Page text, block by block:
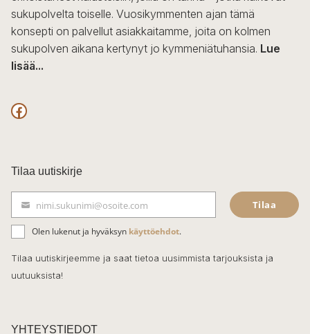
sukupolvelta toiselle. Vuosikymmenten ajan tämä
konsepti on palvellut asiakkaitamme, joita on kolmen
sukupolven aikana kertynyt jo kymmeniätuhansia. Lue
lisää...
F
c
e
b
o
o
k
Tilaa uutiskirje
ä
h
k
t
nimi.sukunimi@osoite.com Tilaa
Olen lukenut ja hyväksyn käyttöehdot.
Tilaa uutiskirjeemme ja saat tietoa uusimmista tarjouksista ja
uutuuksista!
YHTEYSTIEDOT